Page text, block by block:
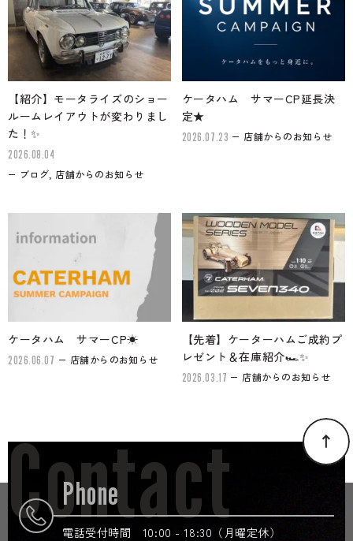
【紹介】モータライズのショー
ルームレイアウトが変わりまし
た！✨
2026.08.04
ブログ, 店舗からのお知らせ
ケータハム サマーCP延長決
定★
2026.07.23 店舗からのお知らせ
ケータハム サマーCP☀
2026.06.07 店舗からのお知らせ
【先着】ケーターハムご成約プ
レゼント＆在庫紹介🏎✨
2026.03.17 店舗からのお知らせ
Phone
電話受付時間 10:00 - 18:30（月曜定休）
Contact